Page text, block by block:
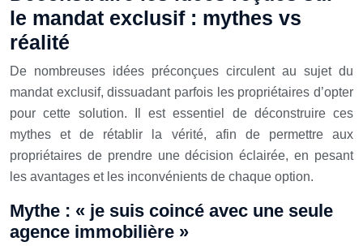
le mandat exclusif : mythes vs
réalité
De nombreuses idées préconçues circulent au sujet du
mandat exclusif, dissuadant parfois les propriétaires d’opter
pour cette solution. Il est essentiel de déconstruire ces
mythes et de rétablir la vérité, afin de permettre aux
propriétaires de prendre une décision éclairée, en pesant
les avantages et les inconvénients de chaque option.
Mythe : « je suis coincé avec une seule
agence immobilière »